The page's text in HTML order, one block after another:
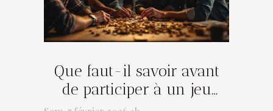
Que faut-il savoir avant
de participer à un jeu